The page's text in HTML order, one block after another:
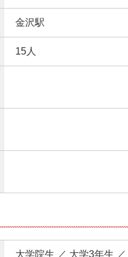
金沢駅
15人
大学院生 ／ 大学3年生